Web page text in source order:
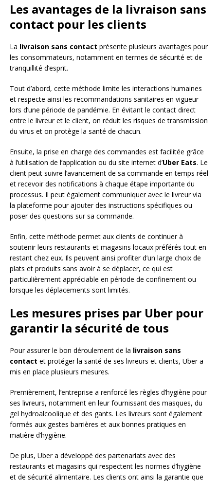
Les avantages de la livraison sans
contact pour les clients
La livraison sans contact présente plusieurs avantages pour
les consommateurs, notamment en termes de sécurité et de
tranquillité d’esprit.
Tout d’abord, cette méthode limite les interactions humaines
et respecte ainsi les recommandations sanitaires en vigueur
lors d’une période de pandémie. En évitant le contact direct
entre le livreur et le client, on réduit les risques de transmission
du virus et on protège la santé de chacun.
Ensuite, la prise en charge des commandes est facilitée grâce
à l’utilisation de l’application ou du site internet d’Uber Eats. Le
client peut suivre l’avancement de sa commande en temps réel
et recevoir des notifications à chaque étape importante du
processus. Il peut également communiquer avec le livreur via
la plateforme pour ajouter des instructions spécifiques ou
poser des questions sur sa commande.
Enfin, cette méthode permet aux clients de continuer à
soutenir leurs restaurants et magasins locaux préférés tout en
restant chez eux. Ils peuvent ainsi profiter d’un large choix de
plats et produits sans avoir à se déplacer, ce qui est
particulièrement appréciable en période de confinement ou
lorsque les déplacements sont limités.
Les mesures prises par Uber pour
garantir la sécurité de tous
Pour assurer le bon déroulement de la livraison sans
contact et protéger la santé de ses livreurs et clients, Uber a
mis en place plusieurs mesures.
Premièrement, l’entreprise a renforcé les règles d’hygiène pour
ses livreurs, notamment en leur fournissant des masques, du
gel hydroalcoolique et des gants. Les livreurs sont également
formés aux gestes barrières et aux bonnes pratiques en
matière d’hygiène.
De plus, Uber a développé des partenariats avec des
restaurants et magasins qui respectent les normes d’hygiène
et de sécurité alimentaire. Les clients ont ainsi la garantie que